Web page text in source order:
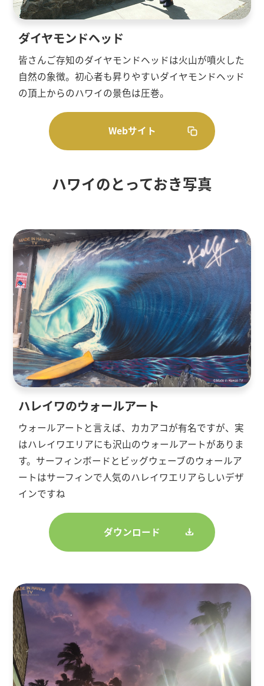
ダイヤモンドヘッド
皆さんご存知のダイヤモンドヘッドは火山が噴火した
自然の象徴。初心者も昇りやすいダイヤモンドヘッド
の頂上からのハワイの景色は圧巻。
Webサイト
ハワイのとっておき写真
ハレイワのウォールアート
ウォールアートと言えば、カカアコが有名ですが、実
はハレイワエリアにも沢山のウォールアートがありま
す。サーフィンボードとビッグウェーブのウォールア
ートはサーフィンで人気のハレイワエリアらしいデザ
インですね
ダウンロード